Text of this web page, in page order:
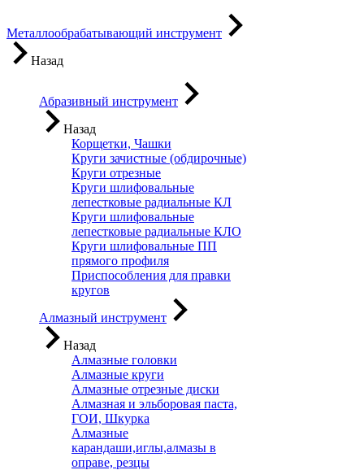
Металлообрабатывающий инструмент
Назад
Абразивный инструмент
Назад
Корщетки, Чашки
Круги зачистные (обдирочные)
Круги отрезные
Круги шлифовальные
лепестковые радиальные КЛ
Круги шлифовальные
лепестковые радиальные КЛО
Круги шлифовальные ПП
прямого профиля
Приспособления для правки
кругов
Алмазный инструмент
Назад
Алмазные головки
Алмазные круги
Алмазные отрезные диски
Алмазная и эльборовая паста,
ГОИ, Шкурка
Алмазные
карандаши,иглы,алмазы в
оправе, резцы